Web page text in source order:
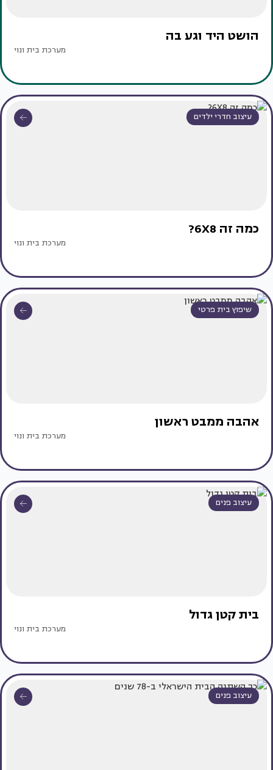
הושט היד וגע בה
מערכת בית ונוי
עיצוב חדרי ילדים
כמה זה 6X8?
מערכת בית ונוי
שיפוץ בית פרטי
אהבה ממבט ראשון
מערכת בית ונוי
עיצוב פנים
בית קטן גדול
מערכת בית ונוי
עיצוב פנים